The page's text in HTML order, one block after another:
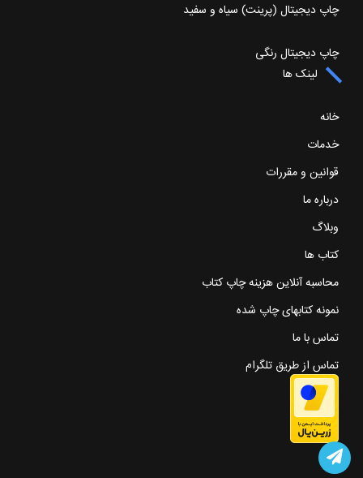
چاپ دیجیتال (پرینت) سیاه و سفید
چاپ دیجیتال رنگی
لینک ها
خانه
خدمات
قوانین و مقررات
درباره ما
وبلاگ
کتاب ها
محاسبه آنلاین هزینه چاپ کتاب
نمونه کتابهای چاپ شده
تماس با ما
تماس از طریق تلگرام